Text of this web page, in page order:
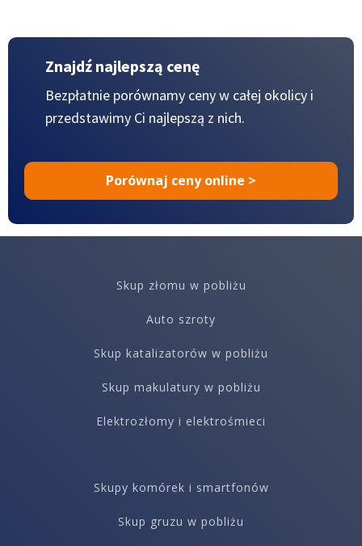
Znajdź najlepszą cenę
Bezpłatnie porównamy ceny w całej okolicy i
przedstawimy Ci najlepszą z nich.
Porównaj ceny online >
Skup złomu w pobliżu
Auto szroty
Skup katalizatorów w pobliżu
Skup makulatury w pobliżu
Elektrozłomy i elektrośmieci
Skupy komórek i smartfonów
Skup gruzu w pobliżu